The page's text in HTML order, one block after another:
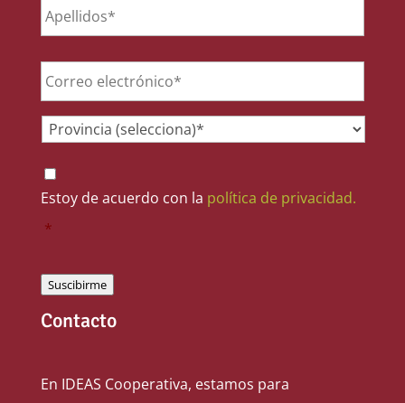
Email *
Provincia *
Consentimiento
Estoy de acuerdo con la política de privacidad.
*
Suscibirme
Contacto
En IDEAS Cooperativa, estamos para